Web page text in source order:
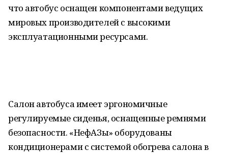
что автобус оснащен компонентами ведущих
мировых производителей с высокими
эксплуатационными ресурсами.
Салон автобуса имеет эргономичные
регулируемые сиденья, оснащенные ремнями
безопасности. «НефАЗы» оборудованы
кондиционерами с системой обогрева салона в